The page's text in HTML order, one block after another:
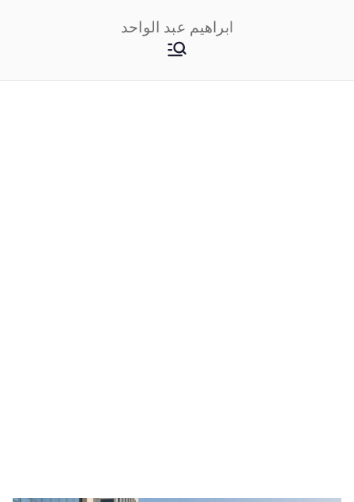
ابراهيم عبد الواحد